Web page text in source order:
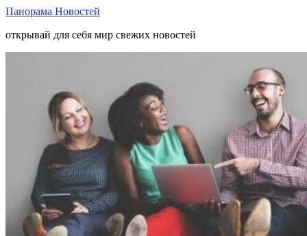
Панорама Новостей
открывай для себя мир свежих новостей